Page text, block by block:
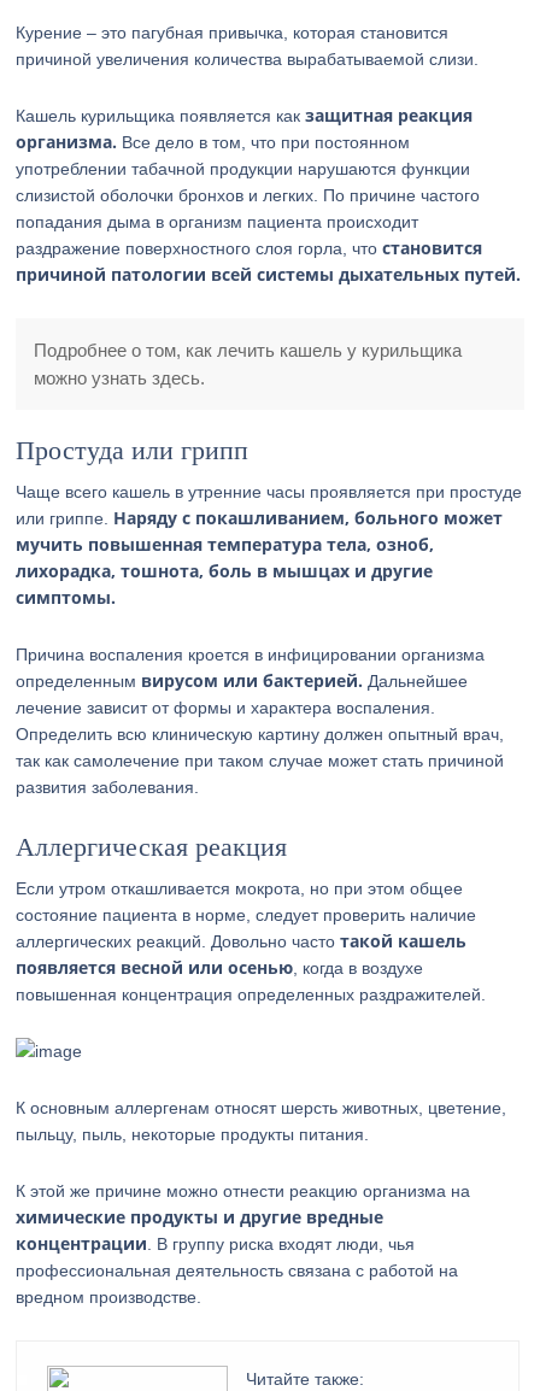
Курение – это пагубная привычка, которая становится
причиной увеличения количества вырабатываемой слизи.
Кашель курильщика появляется какзащитная реакция
организма. Все дело в том, что при постоянном
употреблении табачной продукции нарушаются функции
слизистой оболочки бронхов и легких. По причине частого
попадания дыма в организм пациента происходит
раздражение поверхностного слоя горла, чтостановится
причиной патологии всей системы дыхательных путей.
Подробнее о том, как лечить кашель у курильщика
можно узнать здесь.
Простуда или грипп
Чаще всего кашель в утренние часы проявляется при простуде
или гриппе. Наряду с покашливанием, больного может
мучить повышенная температура тела, озноб,
лихорадка, тошнота, боль в мышцах и другие
симптомы.
Причина воспаления кроется в инфицировании организма
определенным вирусом или бактерией. Дальнейшее
лечение зависит от формы и характера воспаления.
Определить всю клиническую картину должен опытный врач,
так как самолечение при таком случае может стать причиной
развития заболевания.
Аллергическая реакция
Если утром откашливается мокрота, но при этом общее
состояние пациента в норме, следует проверить наличие
аллергических реакций. Довольно частотакой кашель
появляется весной или осенью , когда в воздухе
повышенная концентрация определенных раздражителей.
К основным аллергенам относят шерсть животных, цветение,
пыльцу, пыль, некоторые продукты питания.
К этой же причине можно отнести реакцию организма на
химические продукты и другие вредные
концентрации . В группу риска входят люди, чья
профессиональная деятельность связана с работой на
вредном производстве.
Читайте также: